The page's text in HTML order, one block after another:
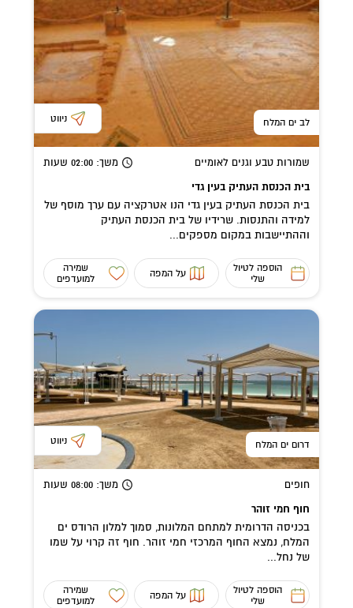
לב ים המלח ניווט
שמורות טבע וגנים לאומיים משך: 02:00 שעות
בית הכנסת העתיק בעין גדי
בית הכנסת העתיק בעין גדי הנו אטרקציה עם ערך מוסף של
למידה והתנסות. שרידיו של בית הכנסת העתיק
וההתיישבות במקום מספקים...
הוספה לטיול
שלי
על המפה
שמירה
למועדפים
דרום ים המלח ניווט
חופים משך: 08:00 שעות
חוף חמי זוהר
בכניסה הדרומית למתחם המלונות, סמוך למלון הרודס ים
המלח, נמצא החוף המרכזי חמי זוהר. חוף זה קרוי על שמו
של נחל...
הוספה לטיול
שלי
על המפה
שמירה
למועדפים